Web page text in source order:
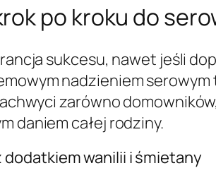
po kroku do
sukcesu, nawet jeśli
nadzieniem
zarówno
daniem całej rodziny.
wanilii i śmietany